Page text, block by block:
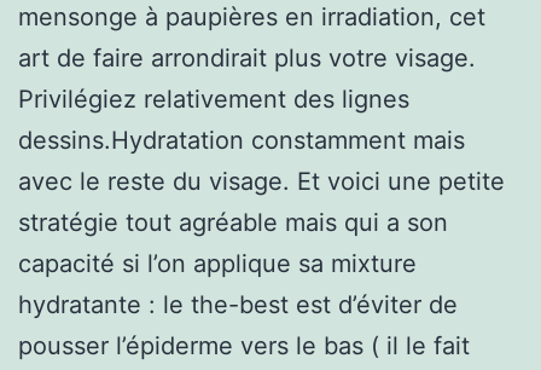
mensonge à paupières en irradiation, cet
art de faire arrondirait plus votre visage.
Privilégiez relativement des lignes
dessins.Hydratation constamment mais
avec le reste du visage. Et voici une petite
stratégie tout agréable mais qui a son
capacité si l’on applique sa mixture
hydratante : le the-best est d’éviter de
pousser l’épiderme vers le bas ( il le fait